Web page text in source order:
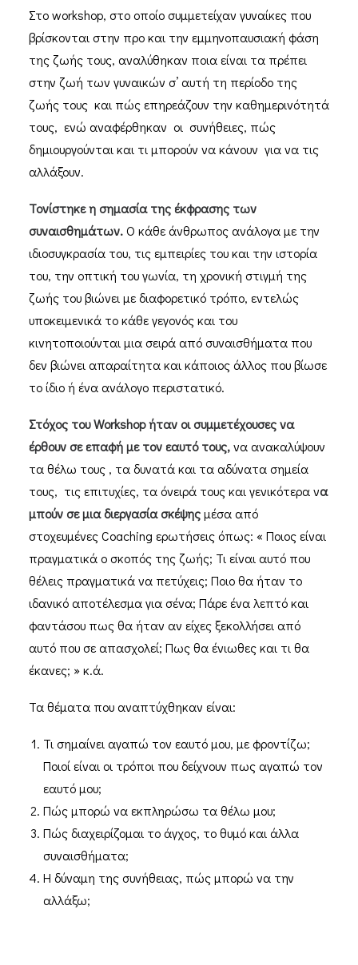
Στο workshop, στο οποίο συμμετείχαν γυναίκες που
βρίσκονται στην προ και την εμμηνοπαυσιακή φάση
της ζωής τους, αναλύθηκαν ποια είναι τα πρέπει
στην ζωή των γυναικών σ’ αυτή τη περίοδο της
ζωής τους και πώς επηρεάζουν την καθημερινότητά
τους, ενώ αναφέρθηκαν οι συνήθειες, πώς
δημιουργούνται και τι μπορούν να κάνουν για να τις
αλλάξουν.
Τονίστηκε η σημασία της έκφρασης των
συναισθημάτων.Ο κάθε άνθρωπος ανάλογα με την
ιδιοσυγκρασία του, τις εμπειρίες του και την ιστορία
του, την οπτική του γωνία, τη χρονική στιγμή της
ζωής του βιώνει με διαφορετικό τρόπο, εντελώς
υποκειμενικά το κάθε γεγονός και του
κινητοποιούνται μια σειρά από συναισθήματα που
δεν βιώνει απαραίτητα και κάποιος άλλος που βίωσε
το ίδιο ή ένα ανάλογο περιστατικό.
Στόχος τουWorkshopήταν οι συμμετέχουσες να
έρθουν σε επαφή με τον εαυτό τους,να ανακαλύψουν
τα θέλω τους , τα δυνατά και τα αδύνατα σημεία
τους, τις επιτυχίες, τα όνειρά τους και γενικότερα να
μπούν σε μια διεργασία σκέψηςμέσα από
στοχευμένες Coaching ερωτήσεις όπως: « Ποιος είναι
πραγματικά ο σκοπός της ζωής; Τι είναι αυτό που
θέλεις πραγματικά να πετύχεις; Ποιο θα ήταν το
ιδανικό αποτέλεσμα για σένα; Πάρε ένα λεπτό και
φαντάσου πως θα ήταν αν είχες ξεκολλήσει από
αυτό που σε απασχολεί; Πως θα ένιωθες και τι θα
έκανες; » κ.ά.
Τα θέματα που αναπτύχθηκαν είναι:
Τι σημαίνει αγαπώ τον εαυτό μου, με φροντίζω;
Ποιοί είναι οι τρόποι που δείχνουν πως αγαπώ τον
εαυτό μου;
Πώς μπορώ να εκπληρώσω τα θέλω μου;
Πώς διαχειρίζομαι το άγχος, το θυμό και άλλα
συναισθήματα;
Η δύναμη της συνήθειας, πώς μπορώ να την
αλλάξω;